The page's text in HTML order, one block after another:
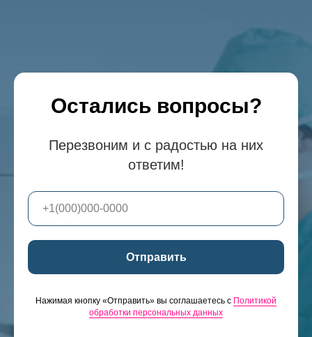
Остались вопросы?
Перезвоним и с радостью на них
ответим!
Отправить
Нажимая кнопку «Отправить» вы соглашаетесь с Политикой
обработки персональных данных